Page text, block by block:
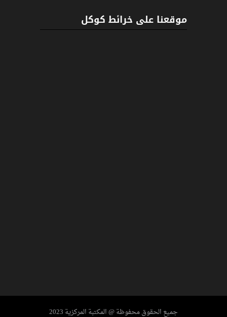
موقعنا على خرائط كوكل
جميع الحقوق محفوظة @ المكتبة المركزية 2023